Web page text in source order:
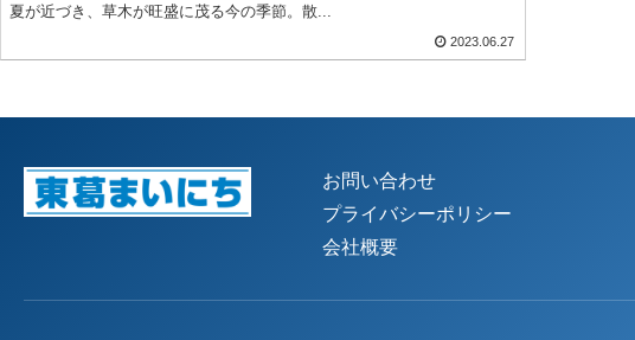
夏が近づき、草木が旺盛に茂る今の季節。散...
2023.06.27
お問い合わせ
プライバシーポリシー
会社概要